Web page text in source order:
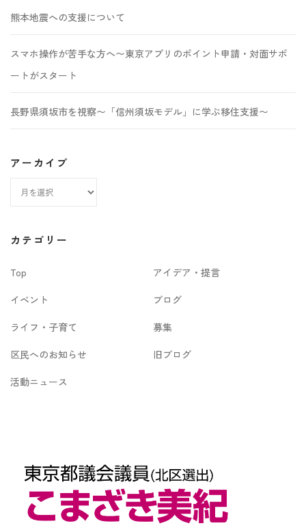
熊本地震への支援について
スマホ操作が苦手な方へ〜東京アプリのポイント申請・対面サポ
ートがスタート
長野県須坂市を視察〜「信州須坂モデル」に学ぶ移住支援〜
アーカイブ
カ
ブ
カテゴリー
Top
アイデア・提言
イベント
ブログ
ライフ・子育て
募集
区民へのお知らせ
旧ブログ
活動ニュース